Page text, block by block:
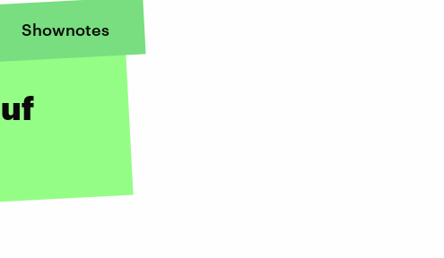
Shownotes